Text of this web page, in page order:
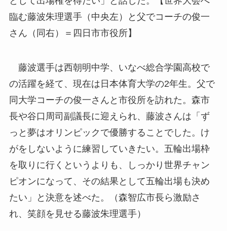
臨む藤波朱理選手（中央左）と父でコーチの俊一
さん（同右）＝四日市市役所】
藤波選手は西朝明中学、いなべ総合学園高校で
の活躍を経て、現在は日本体育大学の2年生。父で
同大学コーチの俊一さんと市役所を訪れた。森市
長や谷口周司副議長に迎えられ、藤波さんは「ず
っと夢はオリンピックで優勝することでした。け
がをしないように練習していきたい。五輪出場枠
を取りに行くというよりも、しっかり世界チャン
ピオンになって、その結果として五輪出場も決め
たい」と決意を述べた。（森智広市長ら激励さ
れ、笑顔を見せる藤波朱理選手）